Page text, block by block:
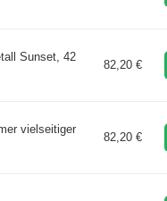
Sunset, 42
82,20 €
vielseitiger
82,20 €